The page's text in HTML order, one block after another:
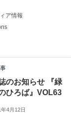
ア情報
のお知らせ 『緑
ひろば』VOL63
4月12日